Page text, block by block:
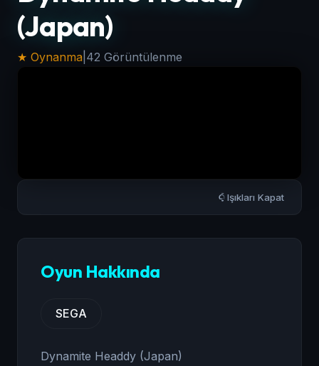
(Japan)
★ Oynanma 42 Görüntülenme
Işıkları Kapat
Oyun Hakkında
SEGA
Dynamite Headdy (Japan)